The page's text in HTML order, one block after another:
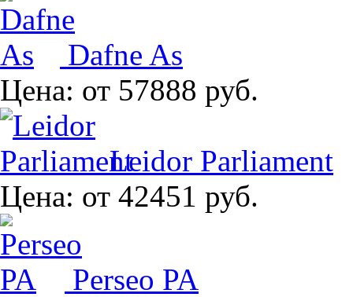
Dafne As
Цена: от 57888 руб.
Leidor Parliament
Цена: от 42451 руб.
Perseo PA